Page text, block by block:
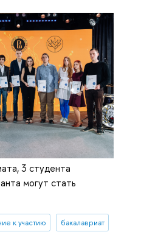
3 студента
могут стать
к участию бакалавриат